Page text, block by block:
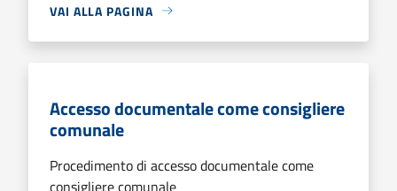
VAI ALLA PAGINA
Accesso documentale come consigliere
comunale
Procedimento di accesso documentale come
consigliere comunale